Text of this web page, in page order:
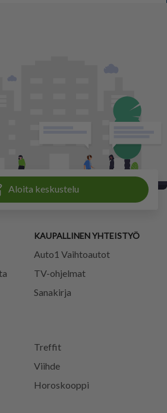
Aloita keskustelu
Treffit
Viihde
Horoskooppi
KAUPALLINEN YHTEISTYÖ
Auto1 Vaihtoautot
TV-ohjelmat
Sanakirja